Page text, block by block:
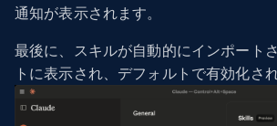
通知が表示されます。
最後に、スキルが自動的にインポート
トに表示され、デフォルトで有効化さ